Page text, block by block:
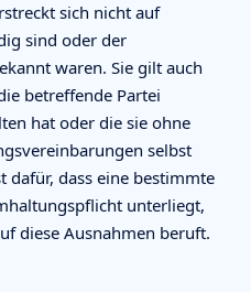
sich nicht auf
sind oder der
waren. Sie gilt auch
betreffende Partei
hat oder die sie ohne
selbst
dafür, dass eine bestimmte
unterliegt,
diese Ausnahmen beruft.